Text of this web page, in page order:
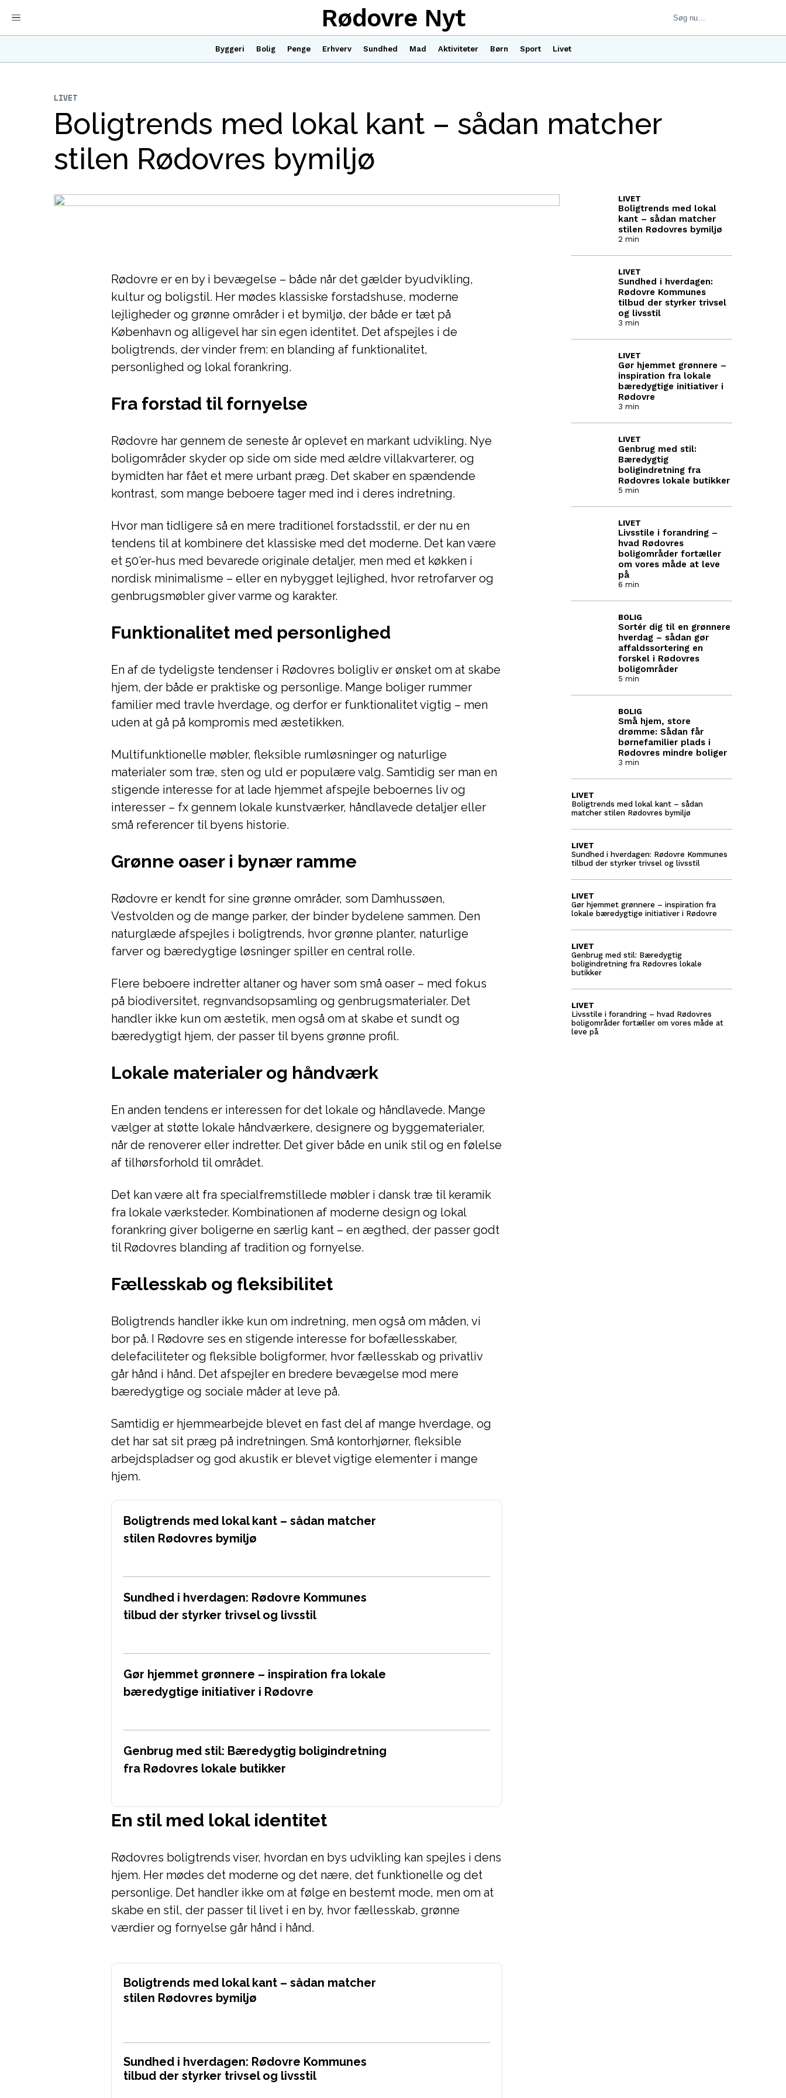
Byggeri Bolig Penge Erhverv Sundhed Mad Aktiviteter Børn Sport Livet
Rødovre Nyt
Boligtrends med lokal kant – sådan matcher
stilen Rødovres bymiljø
LIVET
Rødovre er en by i bevægelse – både når det gælder byudvikling,
kultur og boligstil. Her mødes klassiske forstadshuse, moderne
lejligheder og grønne områder i et bymiljø, der både er tæt på
København og alligevel har sin egen identitet. Det afspejles i de
boligtrends, der vinder frem: en blanding af funktionalitet,
personlighed og lokal forankring.
Fra forstad til fornyelse
Rødovre har gennem de seneste år oplevet en markant udvikling. Nye
boligområder skyder op side om side med ældre villakvarterer, og
bymidten har fået et mere urbant præg. Det skaber en spændende
kontrast, som mange beboere tager med ind i deres indretning.
Hvor man tidligere så en mere traditionel forstadsstil, er der nu en
tendens til at kombinere det klassiske med det moderne. Det kan være
et 50’er-hus med bevarede originale detaljer, men med et køkken i
nordisk minimalisme – eller en nybygget lejlighed, hvor retrofarver og
genbrugsmøbler giver varme og karakter.
Funktionalitet med personlighed
En af de tydeligste tendenser i Rødovres boligliv er ønsket om at skabe
hjem, der både er praktiske og personlige. Mange boliger rummer
familier med travle hverdage, og derfor er funktionalitet vigtig – men
uden at gå på kompromis med æstetikken.
Multifunktionelle møbler, fleksible rumløsninger og naturlige
materialer som træ, sten og uld er populære valg. Samtidig ser man en
stigende interesse for at lade hjemmet afspejle beboernes liv og
interesser – fx gennem lokale kunstværker, håndlavede detaljer eller
små referencer til byens historie.
Grønne oaser i bynær ramme
Rødovre er kendt for sine grønne områder, som Damhussøen,
Vestvolden og de mange parker, der binder bydelene sammen. Den
naturglæde afspejles i boligtrends, hvor grønne planter, naturlige
farver og bæredygtige løsninger spiller en central rolle.
Flere beboere indretter altaner og haver som små oaser – med fokus
på biodiversitet, regnvandsopsamling og genbrugsmaterialer. Det
handler ikke kun om æstetik, men også om at skabe et sundt og
bæredygtigt hjem, der passer til byens grønne profil.
Lokale materialer og håndværk
En anden tendens er interessen for det lokale og håndlavede. Mange
vælger at støtte lokale håndværkere, designere og byggematerialer,
når de renoverer eller indretter. Det giver både en unik stil og en følelse
af tilhørsforhold til området.
Det kan være alt fra specialfremstillede møbler i dansk træ til keramik
fra lokale værksteder. Kombinationen af moderne design og lokal
forankring giver boligerne en særlig kant – en ægthed, der passer godt
til Rødovres blanding af tradition og fornyelse.
Fællesskab og fleksibilitet
Boligtrends handler ikke kun om indretning, men også om måden, vi
bor på. I Rødovre ses en stigende interesse for bofællesskaber,
delefaciliteter og fleksible boligformer, hvor fællesskab og privatliv
går hånd i hånd. Det afspejler en bredere bevægelse mod mere
bæredygtige og sociale måder at leve på.
Samtidig er hjemmearbejde blevet en fast del af mange hverdage, og
det har sat sit præg på indretningen. Små kontorhjørner, fleksible
arbejdspladser og god akustik er blevet vigtige elementer i mange
hjem.
Boligtrends med lokal kant – sådan matcher
stilen Rødovres bymiljø
Sundhed i hverdagen: Rødovre Kommunes
tilbud der styrker trivsel og livsstil
Gør hjemmet grønnere – inspiration fra lokale
bæredygtige initiativer i Rødovre
Genbrug med stil: Bæredygtig boligindretning
fra Rødovres lokale butikker
En stil med lokal identitet
Rødovres boligtrends viser, hvordan en bys udvikling kan spejles i dens
hjem. Her mødes det moderne og det nære, det funktionelle og det
personlige. Det handler ikke om at følge en bestemt mode, men om at
skabe en stil, der passer til livet i en by, hvor fællesskab, grønne
værdier og fornyelse går hånd i hånd.
Boligtrends med lokal
kant – sådan matcher
stilen Rødovres bymiljø
LIVET
2 min
Sundhed i hverdagen:
Rødovre Kommunes
tilbud der styrker trivsel
og livsstil
LIVET
3 min
Gør hjemmet grønnere –
inspiration fra lokale
bæredygtige initiativer i
Rødovre
LIVET
3 min
Genbrug med stil:
Bæredygtig
boligindretning fra
Rødovres lokale butikker
LIVET
5 min
Livsstile i forandring –
hvad Rødovres
boligområder fortæller
om vores måde at leve
på
LIVET
6 min
Sortér dig til en grønnere
hverdag – sådan gør
affaldssortering en
forskel i Rødovres
boligområder
BOLIG
5 min
Små hjem, store
drømme: Sådan får
børnefamilier plads i
Rødovres mindre boliger
BOLIG
3 min
Boligtrends med lokal kant – sådan
matcher stilen Rødovres bymiljø
LIVET
Sundhed i hverdagen: Rødovre Kommunes
tilbud der styrker trivsel og livsstil
LIVET
Gør hjemmet grønnere – inspiration fra
lokale bæredygtige initiativer i Rødovre
LIVET
Genbrug med stil: Bæredygtig
boligindretning fra Rødovres lokale
butikker
LIVET
Livsstile i forandring – hvad Rødovres
boligområder fortæller om vores måde at
leve på
LIVET
Boligtrends med lokal kant – sådan matcher
stilen Rødovres bymiljø
Sundhed i hverdagen: Rødovre Kommunes
tilbud der styrker trivsel og livsstil